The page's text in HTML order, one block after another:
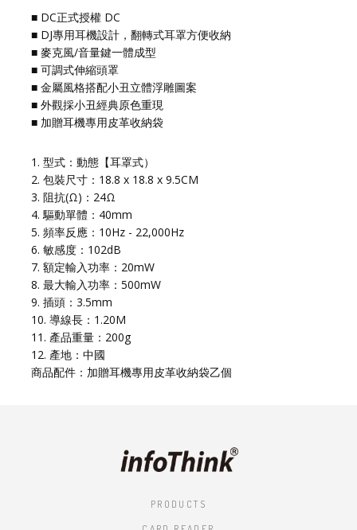
■ DC正式授權 DC
■ DJ專用耳機設計，翻轉式耳罩方便收納
■ 麥克風/音量鍵一體成型
■ 可調式伸縮頭罩
■ 金屬風格搭配小丑立體浮雕圖案
■ 外觀採小丑經典原色重現
■ 加贈耳機專用皮革收納袋
1. 型式：動態【耳罩式）
2. 包裝尺寸：18.8 x 18.8 x 9.5CM
3. 阻抗(Ω)：24Ω
4. 驅動單體：40mm
5. 頻率反應：10Hz - 22,000Hz
6. 敏感度：102dB
7. 額定輸入功率：20mW
8. 最大輸入功率：500mW
9. 插頭：3.5mm
10. 導線長：1.20M
11. 產品重量：200g
12. 產地：中國
商品配件：加贈耳機專用皮革收納袋乙個
PRODUCTS